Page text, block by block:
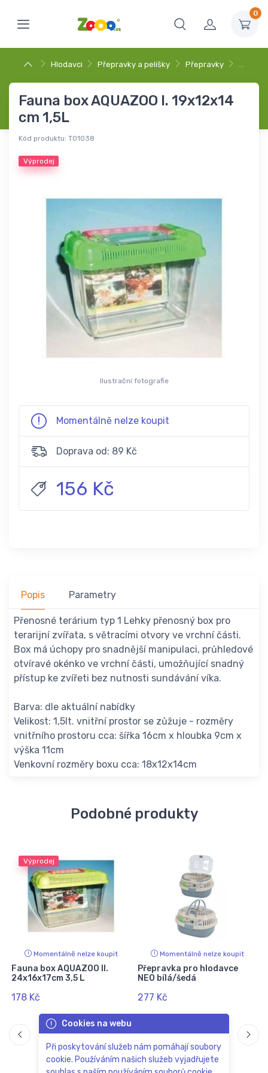
0
Hlodavci Přepravky a pelíšky Přepravky …
Fauna box AQUAZOO I. 19x12x14
cm 1,5L
Kód produktu: T01038
Výprodej
Ilustrační fotografie
Momentálně nelze koupit
Doprava od: 89 Kč
156 Kč
Popis Parametry
Přenosné terárium typ 1 Lehky přenosný box pro
terarijní zvířata, s větracími otvory ve vrchní části.
Box má úchopy pro snadnější manipulaci, průhledové
otvíravé okénko ve vrchní části, umožňující snadný
přístup ke zvířeti bez nutnosti sundávání víka.
Barva: dle aktuální nabídky
Velikost: 1,5lt. vnitřní prostor se zůžuje - rozměry
vnitřního prostoru cca: šířka 16cm x hloubka 9cm x
výška 11cm
Venkovní rozměry boxu cca: 18x12x14cm
Podobné produkty
Výprodej
Momentálně nelze koupit
Fauna box AQUAZOO II.
24x16x17cm 3,5 L
178 Kč
Momentálně nelze koupit
Přepravka pro hlodavce
NEO bílá/šedá
277 Kč
Cookies na webu
Při poskytování služeb nám pomáhají soubory
cookie. Používáním našich služeb vyjadřujete